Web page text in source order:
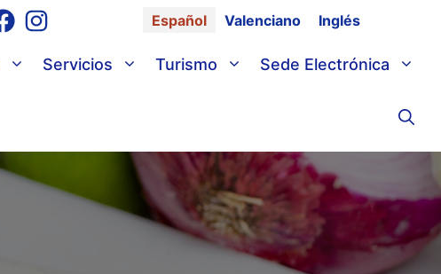
Español Valenciano Inglés
Servicios Turismo Sede Electrónica